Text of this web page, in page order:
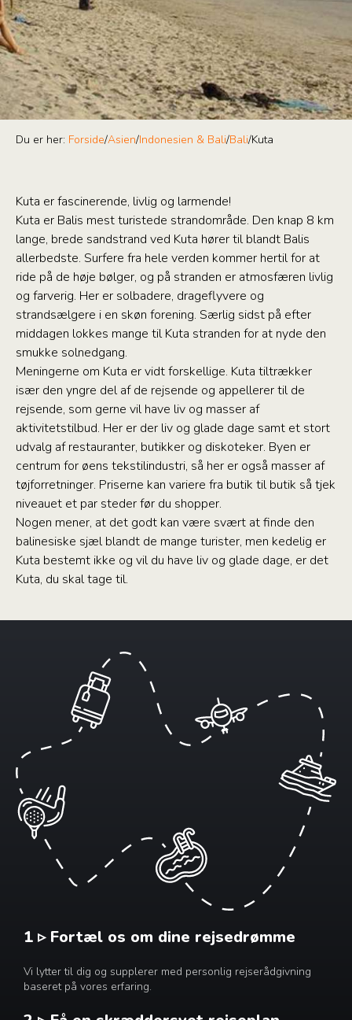
Du er her: Forside/Asien/Indonesien & Bali/Bali/Kuta
Kuta er fascinerende, livlig og larmende!
Kuta er Balis mest turistede strandområde. Den knap 8 km
lange, brede sandstrand ved Kuta hører til blandt Balis
allerbedste. Surfere fra hele verden kommer hertil for at
ride på de høje bølger, og på stranden er atmosfæren livlig
og farverig. Her er solbadere, drageflyvere og
strandsælgere i en skøn forening. Særlig sidst på efter
middagen lokkes mange til Kuta stranden for at nyde den
smukke solnedgang.
Meningerne om Kuta er vidt forskellige. Kuta tiltrækker
især den yngre del af de rejsende og appellerer til de
rejsende, som gerne vil have liv og masser af
aktivitetstilbud. Her er der liv og glade dage samt et stort
udvalg af restauranter, butikker og diskoteker. Byen er
centrum for øens tekstilindustri, så her er også masser af
tøjforretninger. Priserne kan variere fra butik til butik så tjek
niveauet et par steder før du shopper.
Nogen mener, at det godt kan være svært at finde den
balinesiske sjæl blandt de mange turister, men kedelig er
Kuta bestemt ikke og vil du have liv og glade dage, er det
Kuta, du skal tage til.
1 ▹ Fortæl os om dine rejsedrømme
Vi lytter til dig og supplerer med personlig rejserådgivning
baseret på vores erfaring.